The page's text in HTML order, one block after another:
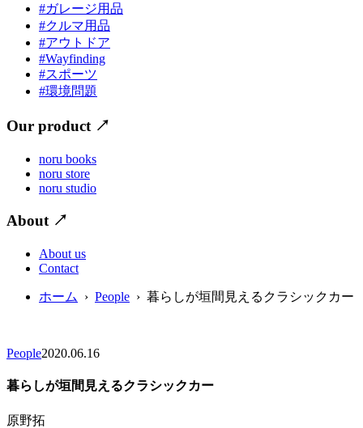
#ガレージ用品
#クルマ用品
#アウトドア
#Wayfinding
#スポーツ
#環境問題
Our product ↗
noru books
noru store
noru studio
About ↗
About us
Contact
ホーム › People › 暮らしが垣間見えるクラシックカー
People2020.06.16
暮らしが垣間見えるクラシックカー
原野拓